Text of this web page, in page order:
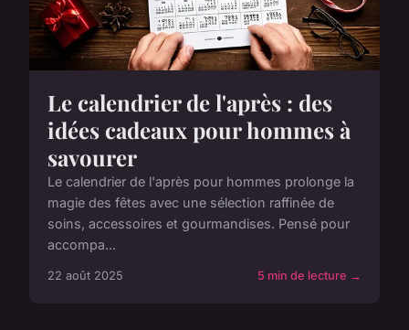
Le calendrier de l'après : des
idées cadeaux pour hommes à
savourer
Le calendrier de l'après pour hommes prolonge la
magie des fêtes avec une sélection raffinée de
soins, accessoires et gourmandises. Pensé pour
accompa...
22 août 2025 5 min de lecture →